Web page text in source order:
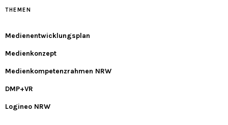
THEMEN
Medienentwicklungsplan
Medienkonzept
Medienkompetenzrahmen NRW
DMP+VR
Logineo NRW